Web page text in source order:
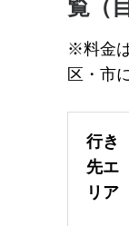
覧（
※料金
区・市
行き
先エ
リア